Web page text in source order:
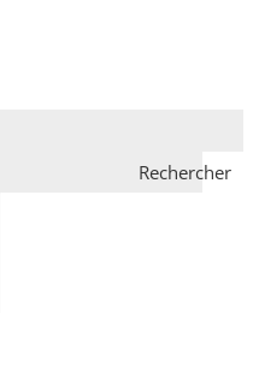
Rechercher